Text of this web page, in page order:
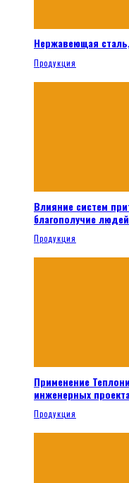
Нержавеющая
Продукция
Влияние систем
благополучие людей
Продукция
Применение
инженерных
Продукция